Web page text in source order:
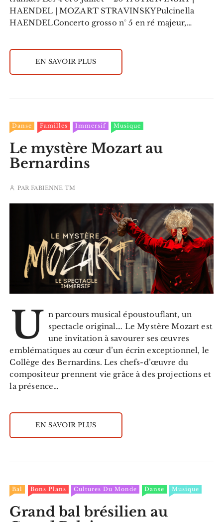
HAENDEL | MOZART STRAVINSKYPulcinella
HAENDELConcerto grosso n° 5 en ré majeur,…
EN SAVOIR PLUS
Danse Familles Immersif Musique
Le mystère Mozart au
Bernardins
PARFABIENNE TM
U n parcours musical époustouflant, un
spectacle original…. Le Mystère Mozart est
une invitation à savourer ses œuvres
emblématiques au cœur d’un écrin exceptionnel, le
Collège des Bernardins. Les chefs-d’œuvre du
compositeur prennent vie grâce à des projections et
la présence…
EN SAVOIR PLUS
Bal Bons Plans Cultures Du Monde Danse Musique
Grand bal brésilien au